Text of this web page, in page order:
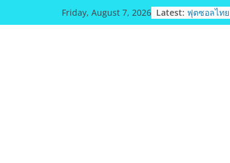
to
Friday, August 7, 2026 Latest: ตามธรรม
หลักสูตร–